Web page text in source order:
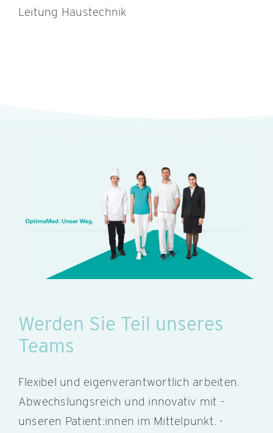
Leitung Haustechnik
Werden Sie Teil unseres
Teams
Flexibel und eigenverantwortlich ­arbeiten.
Abwechslungsreich und innovativ mit ­
unseren Patient:innen im Mittelpunkt. ­